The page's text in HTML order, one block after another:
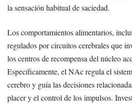
la sensación habitual de saciedad.
Los comportamientos alimentarios,
regulados por circuitos cerebrales que
los centros de recompensa del núcleo
Específicamente, el NAc regula el
cerebro y guía las decisiones
placer y el control de los impulsos.